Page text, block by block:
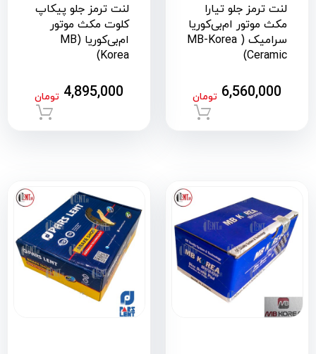
لنت ترمز جلو تیارا
مکث موتور ام‌بی‌کوریا
سرامیک ( MB-Korea
Ceramic)
6,560,000 تومان
لنت ترمز جلو پیکاپ
کلوت مکث موتور
ام‌بی‌کوریا (MB
Korea)
4,895,000 تومان